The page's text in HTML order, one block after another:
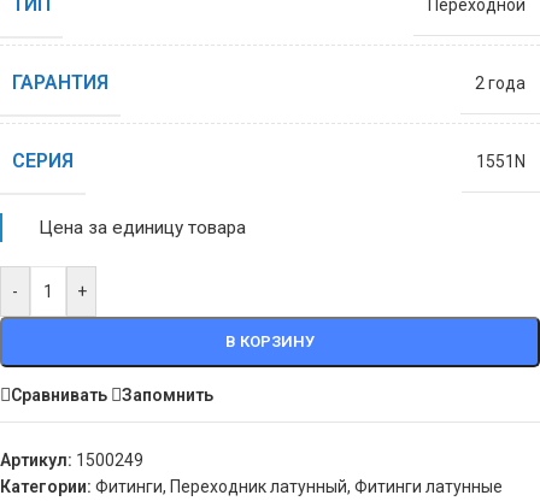
Переходной
ГАРАНТИЯ 2 года
СЕРИЯ 1551N
Цена за единицу товара
- +
В КОРЗИНУ
Сравнивать Запомнить
Артикул: 1500249
Категории: Фитинги, Переходник латунный, Фитинги латунные